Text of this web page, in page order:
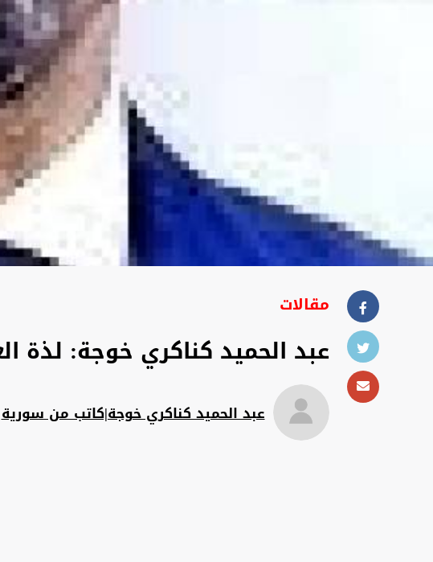
مقالات
عبد الحميد كناكري خوجة: لذة
عبد الحميد كناكري خوجة|كاتب من سورية